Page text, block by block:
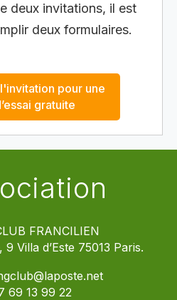
deux invitations, il est
deux formulaires.
pour une
gratuite
FRANCILIEN
Villa d’Este 75013 Paris.
69 13 99 22